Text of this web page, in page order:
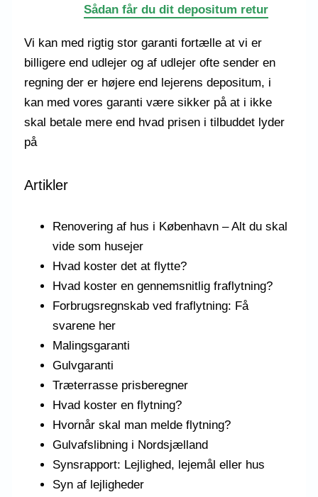
Sådan får du dit depositum retur
Vi kan med rigtig stor garanti fortælle at vi er
billigere end udlejer og af udlejer ofte sender en
regning der er højere end lejerens depositum, i
kan med vores garanti være sikker på at i ikke
skal betale mere end hvad prisen i tilbuddet lyder
på
Artikler
Renovering af hus i København – Alt du skal
vide som husejer
Hvad koster det at flytte?
Hvad koster en gennemsnitlig fraflytning?
Forbrugsregnskab ved fraflytning: Få
svarene her
Malingsgaranti
Gulvgaranti
Træterrasse prisberegner
Hvad koster en flytning?
Hvornår skal man melde flytning?
Gulvafslibning i Nordsjælland
Synsrapport: Lejlighed, lejemål eller hus
Syn af lejligheder